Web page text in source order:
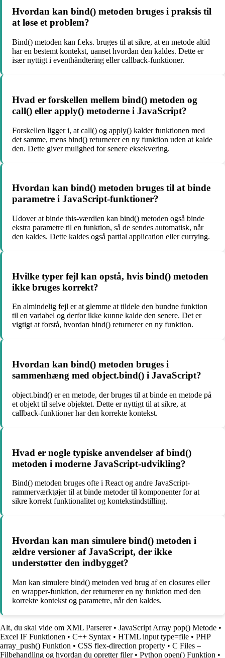
Hvordan kan bind() metoden bruges i praksis til
at løse et problem?
Bind() metoden kan f.eks. bruges til at sikre, at en metode altid
har en bestemt kontekst, uanset hvordan den kaldes. Dette er
især nyttigt i eventhåndtering eller callback-funktioner.
Hvad er forskellen mellem bind() metoden og
call() eller apply() metoderne i JavaScript?
Forskellen ligger i, at call() og apply() kalder funktionen med
det samme, mens bind() returnerer en ny funktion uden at kalde
den. Dette giver mulighed for senere eksekvering.
Hvordan kan bind() metoden bruges til at binde
parametre i JavaScript-funktioner?
Udover at binde this-værdien kan bind() metoden også binde
ekstra parametre til en funktion, så de sendes automatisk, når
den kaldes. Dette kaldes også partial application eller currying.
Hvilke typer fejl kan opstå, hvis bind() metoden
ikke bruges korrekt?
En almindelig fejl er at glemme at tildele den bundne funktion
til en variabel og derfor ikke kunne kalde den senere. Det er
vigtigt at forstå, hvordan bind() returnerer en ny funktion.
Hvordan kan bind() metoden bruges i
sammenhæng med object.bind() i JavaScript?
object.bind() er en metode, der bruges til at binde en metode på
et objekt til selve objektet. Dette er nyttigt til at sikre, at
callback-funktioner har den korrekte kontekst.
Hvad er nogle typiske anvendelser af bind()
metoden i moderne JavaScript-udvikling?
Bind() metoden bruges ofte i React og andre JavaScript-
rammerværktøjer til at binde metoder til komponenter for at
sikre korrekt funktionalitet og kontekstindstilling.
Hvordan kan man simulere bind() metoden i
ældre versioner af JavaScript, der ikke
understøtter den indbygget?
Man kan simulere bind() metoden ved brug af en closures eller
en wrapper-funktion, der returnerer en ny funktion med den
korrekte kontekst og parametre, når den kaldes.
Alt, du skal vide om XML Parserer• JavaScript Array pop() Metode •
Excel IF Funktionen • C++ Syntax • HTML input type=file • PHP
array_push() Funktion • CSS flex-direction property • C Files –
Filbehandling og hvordan du opretter filer• Python open() Funktion •